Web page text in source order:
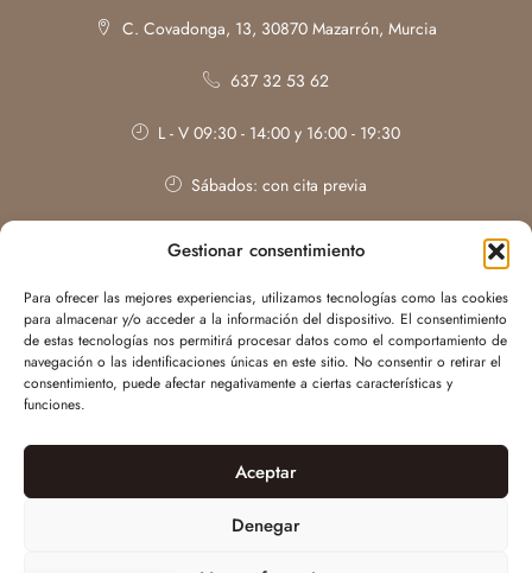
Gestionar consentimiento
Para ofrecer las mejores experiencias, utilizamos tecnologías como las cookies
para almacenar y/o acceder a la información del dispositivo. El consentimiento
de estas tecnologías nos permitirá procesar datos como el comportamiento de
navegación o las identificaciones únicas en este sitio. No consentir o retirar el
consentimiento, puede afectar negativamente a ciertas características y
funciones.
Aceptar
Denegar
C. Covadonga, 13, 30870 Mazarrón, Murcia
637 32 53 62
L - V 09:30 - 14:00 y 16:00 - 19:30
Sábados: con cita previa
Web desarrollada porWILAPP | Irene Bonillo © Todos los derechos
reservados